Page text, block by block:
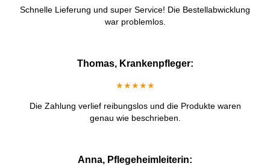
Schnelle Lieferung und super Service! Die Bestellabwicklung
war problemlos.
Thomas, Krankenpfleger:
★★★★★
Die Zahlung verlief reibungslos und die Produkte waren
genau wie beschrieben.
Anna, Pflegeheimleiterin: